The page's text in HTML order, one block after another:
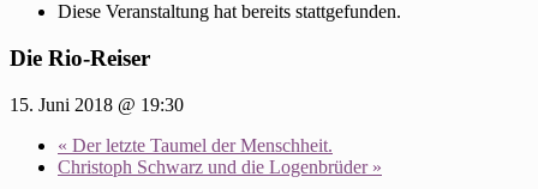
Diese Veranstaltung hat bereits stattgefunden.
Die Rio-Reiser
15. Juni 2018 @ 19:30
« Der letzte Taumel der Menschheit.
Christoph Schwarz und die Logenbrüder »